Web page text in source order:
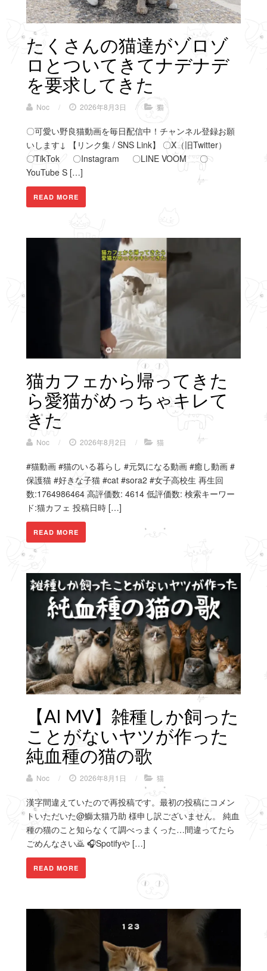
たくさんの猫達がゾロゾ
ロとついてきてナデナデ
を要求してきた
Noc / 2026年8月3日 / 猫
〇可愛い野良猫動画を毎日配信中！チャンネル登録お願
いします↓ 【リンク集 / SNS Link】 〇X（旧Twitter）
〇TikTok 〇Instagram 〇LINE VOOM 〇
YouTube S […]
READ MORE
猫カフェから帰ってきた
ら愛猫がめっちゃキレて
きた
Noc / 2026年8月2日 / 猫
#猫動画 #猫のいる暮らし #元気になる動画 #癒し動画 #
保護猫 #好きな子猫 #cat #sora2 #女子高校生 再生回
数:1764986464 高評価数: 4614 低評価数: 検索キーワー
ド:猫カフェ 投稿日時 […]
READ MORE
【AI MV】雑種しか飼った
ことがないヤツが作った
純血種の猫の歌
Noc / 2026年8月1日 / 猫
漢字間違えていたので再投稿です。最初の投稿にコメン
トいただいた@鰤太猫乃助 様申し訳ございません。 純血
種の猫のこと知らなくて調べっまくった…間違ってたら
ごめんなさい🙇 🎧Spotifyや […]
READ MORE